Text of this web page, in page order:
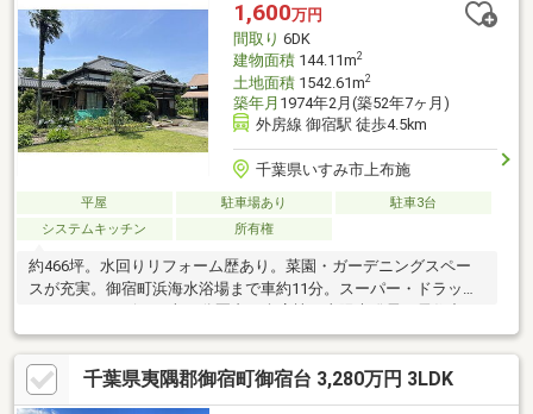
1,600万円
間取り 6DK
建物面積144.11m2
土地面積1542.61m2
築年月 1974年2月(築52年7ヶ月)
外房線 御宿駅 徒歩4.5km
千葉県いすみ市上布施
平屋 駐車場あり
駐車3台
システムキッチン
所有権
約466坪。水回りリフォーム歴あり。菜園・ガーデニングスペー
スが充実。御宿町浜海水浴場まで車約11分。スーパー・ドラッグ
ため下見は遠慮下さい
千葉県夷隅郡御宿町御宿台 3,280万円 3LDK